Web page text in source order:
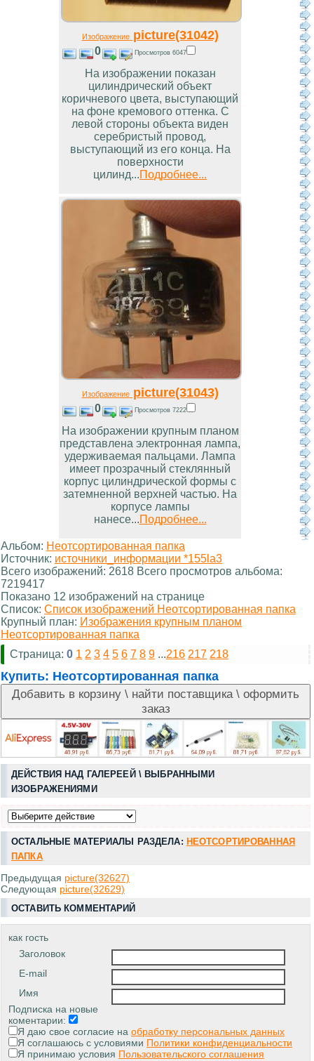
Изображениеpicture(31042)
0 Просмотров 6047
На изображении показан
цилиндрический объект
коричневого цвета, выступающий
на фоне кремового оттенка. С
левой стороны объекта виден
серебристый провод,
выступающий из его конца. На
поверхности
цилинд...Подробнее...
Изображениеpicture(31043)
0 Просмотров 7222
На изображении крупным планом
представлена электронная лампа,
удерживаемая пальцами. Лампа
имеет прозрачный стеклянный
корпус цилиндрической формы с
затемненной верхней частью. На
корпусе лампы
нанесе...Подробнее...
Альбом: Неотсортированная папка
Источник: источники_информации *155la3
Всего изображений: 2618 Всего просмотров альбома:
7219417
Показано 12 изображений на странице
Список: Список изображений Неотсортированная папка
Крупный план: Изображения крупным планом
Неотсортированная папка
Страница: 0 1 2 3 4 5 6 7 8 9 ...216 217 218
Купить: Неотсортированная папка
ДЕЙСТВИЯ НАД ГАЛЕРЕЕЙ \ ВЫБРАННЫМИ
ИЗОБРАЖЕНИЯМИ
ОСТАЛЬНЫЕ МАТЕРИАЛЫ РАЗДЕЛА: НЕОТСОРТИРОВАННАЯ
ПАПКА
Предыдущая picture(32627)
Следующая picture(32629)
ОСТАВИТЬ КОММЕНТАРИЙ
как гость
Заголовок
E-mail
Имя
Подписка на новые
коментарии:
Я даю свое согласие на обработку персональных данных
Я соглашаюсь с условиями Политики конфиденциальности
Я принимаю условия Пользовательского соглашения